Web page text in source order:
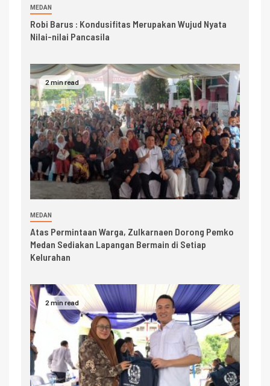
MEDAN
Robi Barus : Kondusifitas Merupakan Wujud Nyata
Nilai-nilai Pancasila
2 min read
MEDAN
Atas Permintaan Warga, Zulkarnaen Dorong Pemko
Medan Sediakan Lapangan Bermain di Setiap
Kelurahan
2 min read